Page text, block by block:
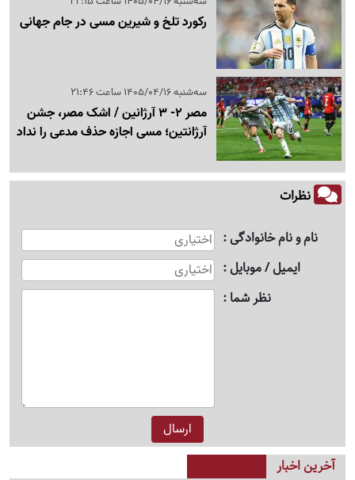
رکورد تلخ و شیرین مسی در جام جهانی
سه‌شنبه 1405/04/16 ساعت 21:46
مصر 2- 3 آرژانین / اشک مصر، جشن
آرژانتین؛ مسی اجازه حذف مدعی را نداد
نظرات
نام و نام خانوادگی
ایمیل / موبایل
نظر شما
آخرین اخبار